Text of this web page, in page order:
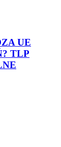
UE
TLP